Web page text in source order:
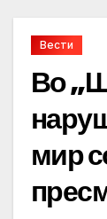
Вести
Во
мир